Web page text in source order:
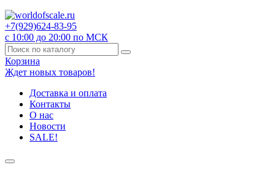
+7(929)624-83-95
с 10:00 до 20:00 по МСК
Корзина
Ждет новых товаров!
Доставка и оплата
Контакты
О нас
Новости
SALE!